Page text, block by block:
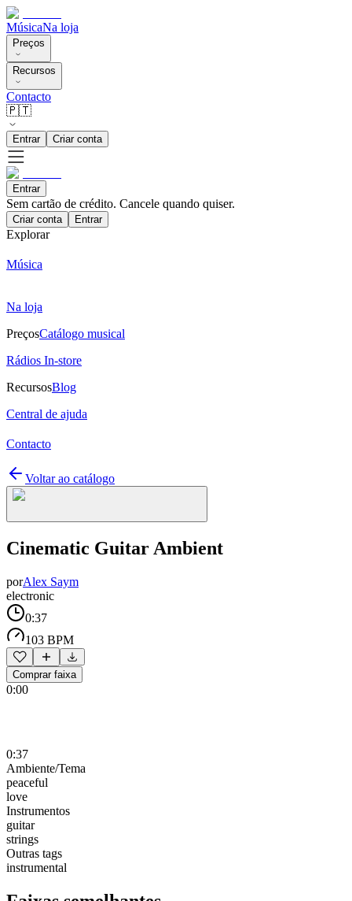
MúsicaNa loja
Preços
Recursos
Contacto
🇵🇹
Entrar Criar conta
Entrar
Sem cartão de crédito. Cancele quando quiser.
Criar conta Entrar
Explorar
Música
Na loja
PreçosCatálogo musical
Rádios In-store
RecursosBlog
Central de ajuda
Contacto
Voltar ao catálogo
Cinematic Guitar Ambient
porAlex Saym
electronic
0:37
103 BPM
Comprar faixa
0:00
0:37
Ambiente/Tema
peaceful
love
Instrumentos
guitar
strings
Outras tags
instrumental